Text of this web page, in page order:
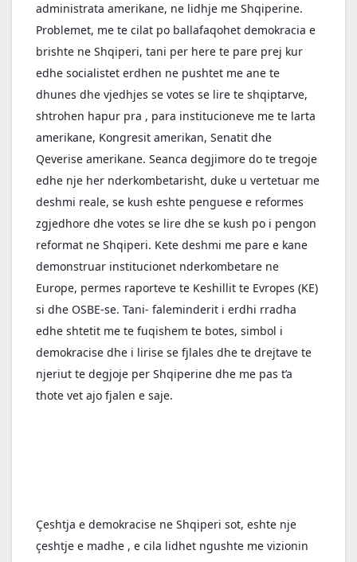
administrata amerikane, ne lidhje me Shqiperine.
Problemet, me te cilat po ballafaqohet demokracia e
brishte ne Shqiperi, tani per here te pare prej kur
edhe socialistet erdhen ne pushtet me ane te
dhunes dhe vjedhjes se votes se lire te shqiptarve,
shtrohen hapur pra , para institucioneve me te larta
amerikane, Kongresit amerikan, Senatit dhe
Qeverise amerikane. Seanca degjimore do te tregoje
edhe nje her nderkombetarisht, duke u vertetuar me
deshmi reale, se kush eshte penguese e reformes
zgjedhore dhe votes se lire dhe se kush po i pengon
reformat ne Shqiperi. Kete deshmi me pare e kane
demonstruar institucionet nderkombetare ne
Europe, permes raporteve te Keshillit te Evropes (KE)
si dhe OSBE-se. Tani- faleminderit i erdhi rradha
edhe shtetit me te fuqishem te botes, simbol i
demokracise dhe i lirise se fjlales dhe te drejtave te
njeriut te degjoje per Shqiperine dhe me pas t’a
thote vet ajo fjalen e saje.
Çeshtja e demokracise ne Shqiperi sot, eshte nje
çeshtje e madhe , e cila lidhet ngushte me vizionin